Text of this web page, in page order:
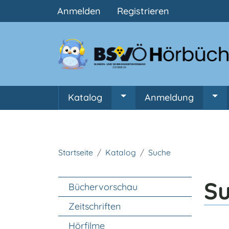
Benutzermenü
Anmelden Registrieren
Hauptnavigation
Katalog Untermenü von Katalog
Anmeldung
Startseite Katalog Suche
Unter Navigation
Büchervorschau
Zeitschriften
Hörfilme